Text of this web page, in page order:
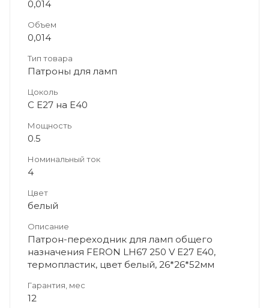
0,014
Объем
0,014
Тип товара
Патроны для ламп
Цоколь
С Е27 на Е40
Мощность
0.5
Номинальный ток
4
Цвет
белый
Описание
Патрон-переходник для ламп общего
назначения FERON LH67 250 V E27 E40,
термопластик, цвет белый, 26*26*52мм
Гарантия, мес
12